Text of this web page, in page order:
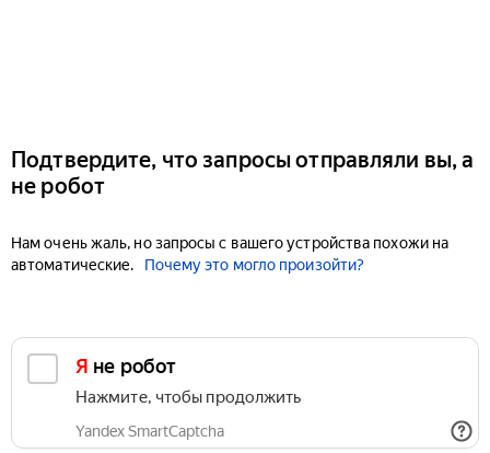
Подтвердите, что запросы отправляли вы, а
не робот
Нам очень жаль, но запросы с вашего устройства похожи на
автоматические.
Почему это могло произойти?
Я не робот
Нажмите, чтобы продолжить
Yandex SmartCaptcha